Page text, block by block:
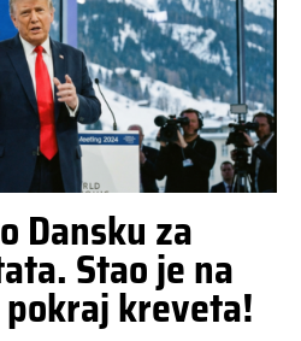
Dansku za
Stao je na
pokraj kreveta!